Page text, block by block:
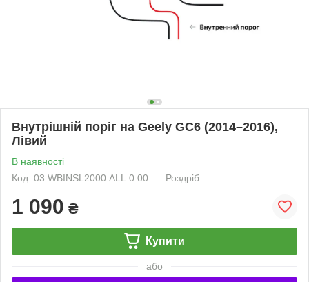
Внутрішній поріг на Geely GC6 (2014–2016),
Лівий
В наявності
Код: 03.WBINSL2000.ALL.0.00
Роздріб
1 090 ₴
Купити
або